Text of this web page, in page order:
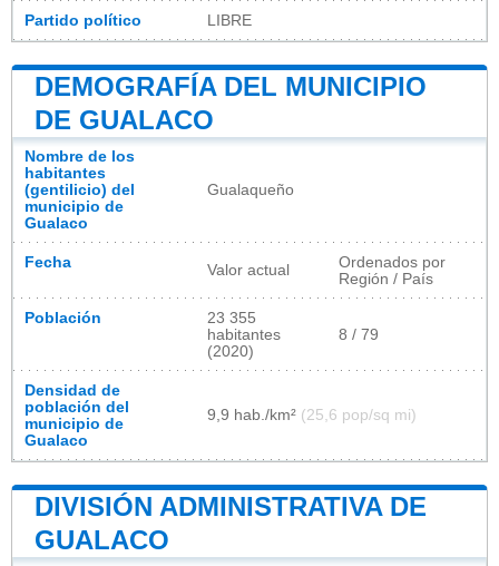
Partido político LIBRE
DEMOGRAFÍA DEL MUNICIPIO
DE GUALACO
Nombre de los
habitantes
(gentilicio) del
municipio de
Gualaco
Gualaqueño
Fecha Valor actual
Ordenados por
Región / País
Población
23 355
habitantes
(2020)
8 / 79
Densidad de
población del
municipio de
Gualaco
9,9 hab./km² (25,6 pop/sq mi)
DIVISIÓN ADMINISTRATIVA DE
GUALACO